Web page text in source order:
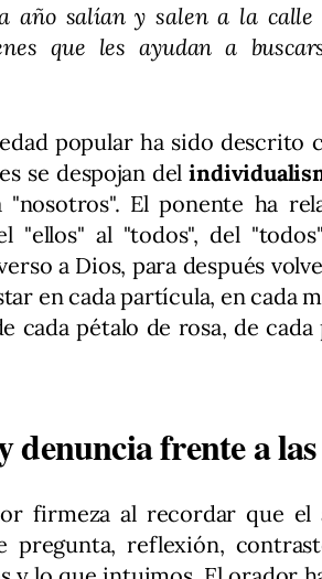
año salían y salen a la
que les ayudan a
popular ha sido descrito
se despojan del
El ponente ha
"ellos" al "todos", del
a Dios, para después
en cada partícula, en cada
cada pétalo de rosa, de
denuncia frente a
firmeza al recordar que el
pregunta, reflexión,